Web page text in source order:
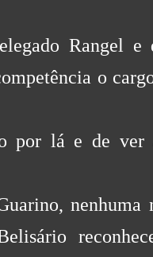
Rangel e
o
por lá e de ver
nenhuma